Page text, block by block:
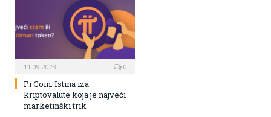
11.09.2023 0
Pi Coin: Istina iza
kriptovalute koja je najveći
marketinški trik